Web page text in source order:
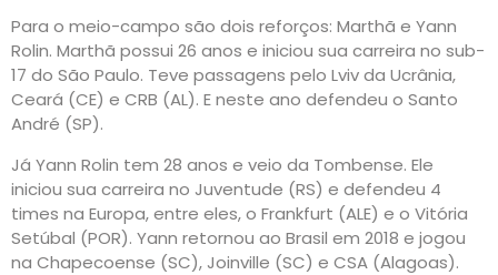
Para o meio-campo são dois reforços: Marthã e Yann
Rolin. Marthã possui 26 anos e iniciou sua carreira no sub-
17 do São Paulo. Teve passagens pelo Lviv da Ucrânia,
Ceará (CE) e CRB (AL). E neste ano defendeu o Santo
André (SP).
Já Yann Rolin tem 28 anos e veio da Tombense. Ele
iniciou sua carreira no Juventude (RS) e defendeu 4
times na Europa, entre eles, o Frankfurt (ALE) e o Vitória
Setúbal (POR). Yann retornou ao Brasil em 2018 e jogou
na Chapecoense (SC), Joinville (SC) e CSA (Alagoas).